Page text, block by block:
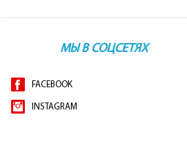
МЫ В СОЦСЕТЯХ
FACEBOOK
INSTAGRAM